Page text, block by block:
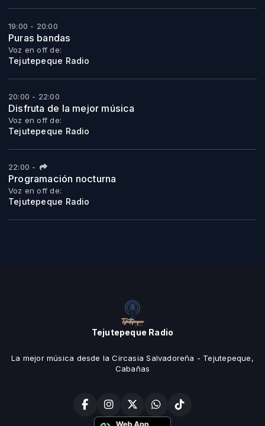
19:00 - 20:00
Puras bandas
Voz en off de:
Tejutepeque Radio
20:00 - 22:00
Disfruta de la mejor música
Voz en off de:
Tejutepeque Radio
22:00 -
Programación nocturna
Voz en off de:
Tejutepeque Radio
Tejutepeque Radio
La mejor música desde la Circasia Salvadoreña - Tejutepeque,
Cabañas